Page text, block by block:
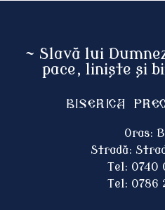
~ Slavă lui
pace, liniște și
Biserica
Oras:
Stradă:
Tel: 0740
Tel: 0786